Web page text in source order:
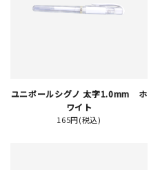
新規会員登録
カートを見る
ユニボールシグノ 太字1.0mm ホ
ワイト
165円(税込)